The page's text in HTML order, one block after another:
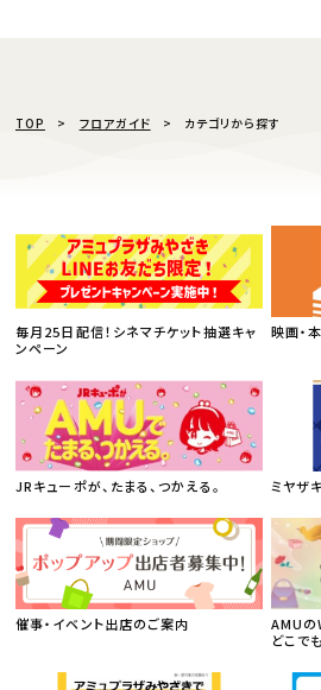
TOP フロアガイド カテゴリから探す
毎月25日配信！シネマチケット抽選キャ
ンペーン
映画・
JRキューポが、たまる、つかえる。 ミヤザ
催事・イベント出店のご案内
AMUの
どこで